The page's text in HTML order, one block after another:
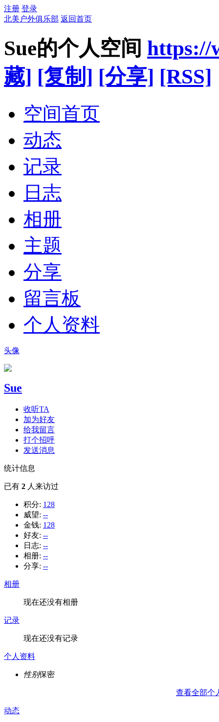
注册 登录
北美户外俱乐部 返回首页
Sue的个人空间 https://
藏] [复制] [分享] [RSS]
空间首页
动态
记录
日志
相册
主题
分享
留言板
个人资料
头像
Sue
收听TA
加为好友
给我留言
打个招呼
发送消息
统计信息
已有 2 人来访过
积分: 128
威望: --
金钱: 128
好友: --
日志: --
相册: --
分享: --
相册
现在还没有相册
记录
现在还没有记录
个人资料
性别保密
查看全部个
动态